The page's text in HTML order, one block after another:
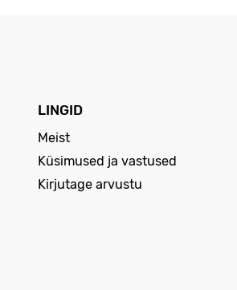
LINGID
Meist
Küsimused ja vastused
Kirjutage arvustu